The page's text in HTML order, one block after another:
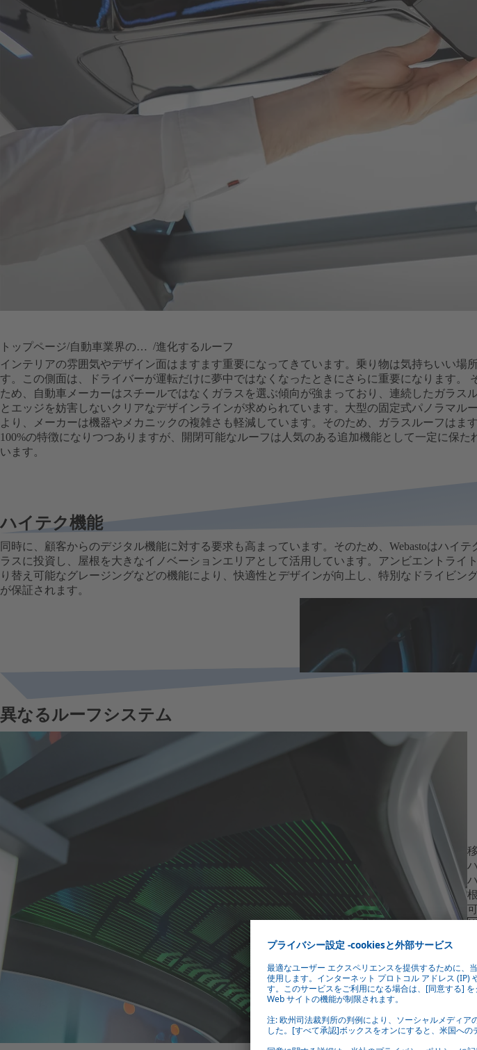
トップページ 自動車業界のトレンド
進化するルーフ
インテリアの雰囲気やデザイン面はますます重要になってきています。乗り物は気持ちいい場
す。この側面は、ドライバーが運転だけに夢中ではなくなったときにさらに重要になります。
ため、自動車メーカーはスチールではなくガラスを選ぶ傾向が強まっており、連続したガラス
とエッジを妨害しないクリアなデザインラインが求められています。大型の固定式パノラマル
より、メーカーは機器やメカニックの複雑さも軽減しています。そのため、ガラスルーフはま
100%の特徴になりつつありますが、開閉可能なルーフは人気のある追加機能として一定に保た
います。
ハイテク機能
同時に、顧客からのデジタル機能に対する要求も高まっています。そのため、Webastoはハイテ
ラスに投資し、屋根を大きなイノベーションエリアとして活用しています。アンビエントライ
り替え可能なグレージングなどの機能により、快適性とデザインが向上し、特別なドライビン
が保証されます。
異なるルーフシステム